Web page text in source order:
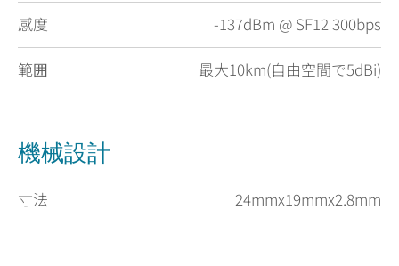
感度 -137dBm @ SF12 300bps
範囲 最大10km(自由空間で5dBi)
機械設計
寸法 24mmx19mmx2.8mm